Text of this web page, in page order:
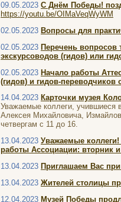
09.05.2023 С Днём Победы!
https://youtu.be/OIMaVeqWyWM
02.05.2023 Вопросы для
02.05.2023 Перечень вопросов
экскурсоводов (гидов) или
02.05.2023 Начало работы
(гидов) и гидов-
14.04.2023 Карточки музея
Уважаемые коллеги, учившиеся
Алексея Михайловича,
четвергам с 11 до 16.
13.04.2023 Уважаемые
работы Ассоциации: вторник и
13.04.2023 Приглашаем Вас
13.04.2023 Жителей столицы
12.04.2023 Музей Победы